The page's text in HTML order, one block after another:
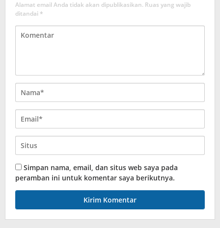
Alamat email Anda tidak akan dipublikasikan. Ruas yang wajib
ditandai *
Simpan nama, email, dan situs web saya pada
peramban ini untuk komentar saya berikutnya.